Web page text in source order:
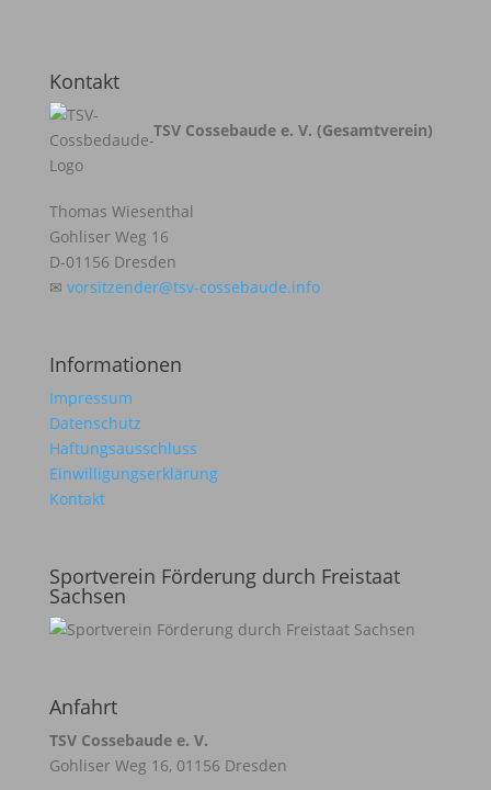
Kontakt
TSV Cossebaude e. V. (Gesamtverein)
Thomas Wiesenthal
Gohliser Weg 16
D-01156 Dresden
✉ vorsitzender@tsv-cossebaude.info
Informationen
Impressum
Datenschutz
Haftungsausschluss
Einwilligungserklärung
Kontakt
Sportverein Förderung durch Freistaat
Sachsen
Anfahrt
TSV Cossebaude e. V.
Gohliser Weg 16, 01156 Dresden